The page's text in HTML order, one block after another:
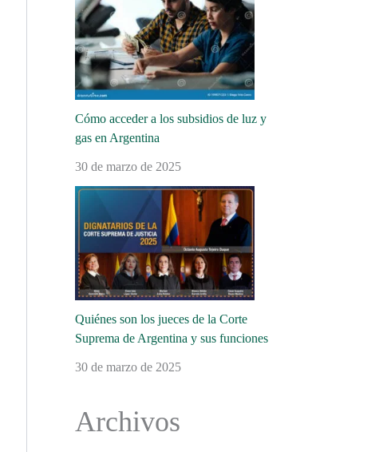
Cómo acceder a los subsidios de luz y
gas en Argentina
30 de marzo de 2025
Quiénes son los jueces de la Corte
Suprema de Argentina y sus funciones
30 de marzo de 2025
Archivos